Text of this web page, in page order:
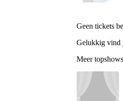
Geen tickets
Gelukkig vind
Meer topshows